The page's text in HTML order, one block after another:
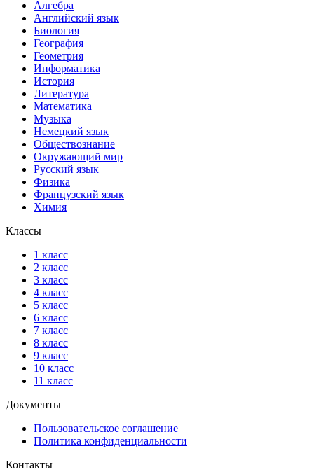
Алгебра
Английский язык
Биология
География
Геометрия
Информатика
История
Литература
Математика
Музыка
Немецкий язык
Обществознание
Окружающий мир
Русский язык
Физика
Французский язык
Химия
Классы
1 класс
2 класс
3 класс
4 класс
5 класс
6 класс
7 класс
8 класс
9 класс
10 класс
11 класс
Документы
Пользовательское соглашение
Политика конфиденциальности
Контакты